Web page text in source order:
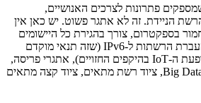
פתרונות לצרכים האנושיים,
הניידת. זה לא אתגר פשוט. יש כאן אין
בספקטרום, צורך בהגירת כל היישומים
הנייחים ליישומים ניידים, העברת הרשתות ל-IPv6 (שזה תנאי מוקדם
ליכולת יישום מוצלח של תופעת ה-IoT בהיקפים החזויים), אתגרי פריסה,
כיסוי, אתגרי עיבוד מידע -Big Data, ציוד רשת מתאים, ציוד קצה מתאים